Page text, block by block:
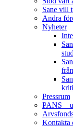
Sane vill
Andra
Nyheter
Pressrum
PANS –
Kontakta